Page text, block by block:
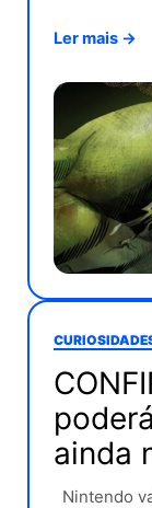
Ler mais →
ainda
Nintendo